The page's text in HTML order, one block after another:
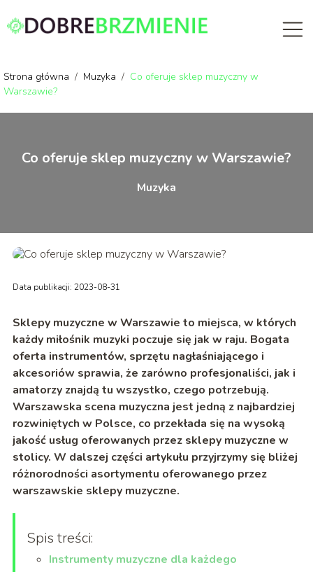
Strona główna / Muzyka / Co oferuje sklep muzyczny w
Warszawie?
Co oferuje sklep muzyczny w Warszawie?
Muzyka
Data publikacji: 2023-08-31
Sklepy muzyczne w Warszawie to miejsca, w których
każdy miłośnik muzyki poczuje się jak w raju. Bogata
oferta instrumentów, sprzętu nagłaśniającego i
akcesoriów sprawia, że zarówno profesjonaliści, jak i
amatorzy znajdą tu wszystko, czego potrzebują.
Warszawska scena muzyczna jest jedną z najbardziej
rozwiniętych w Polsce, co przekłada się na wysoką
jakość usług oferowanych przez sklepy muzyczne w
stolicy. W dalszej części artykułu przyjrzymy się bliżej
różnorodności asortymentu oferowanego przez
warszawskie sklepy muzyczne.
Spis treści:
Instrumenty muzyczne dla każdego